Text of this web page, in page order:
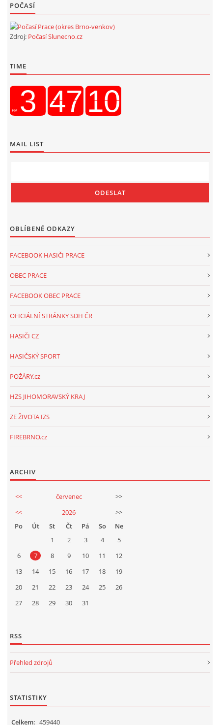
POČASÍ
Zdroj: Počasí Slunecno.cz
TIME
MAIL LIST
OBLÍBENÉ ODKAZY
FACEBOOK HASIČI PRACE
OBEC PRACE
FACEBOOK OBEC PRACE
OFICIÁLNÍ STRÁNKY SDH ČR
HASIČI CZ
HASIČSKÝ SPORT
POŽÁRY.cz
HZS JIHOMORAVSKÝ KRAJ
ZE ŽIVOTA IZS
FIREBRNO.cz
ARCHIV
<< červenec
>>
<<
2026
>>
Po
Út St Čt Pá So
Ne
1
2 3 4
5
6
7 8 9 10 11
12
13
14 15 16 17 18
19
20
21 22 23 24 25
26
27
28 29 30 31
RSS
Přehled zdrojů
STATISTIKY
Celkem: 459440